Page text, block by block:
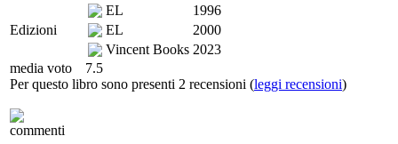
Edizioni
EL
1996
EL
2000
Vincent Books 2023
media voto
7.5
Per questo libro sono presenti 2 recensioni (leggi recensioni)
commenti